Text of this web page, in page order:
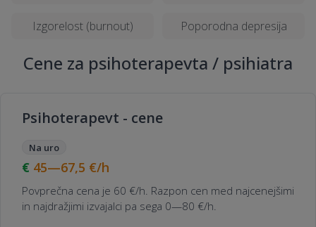
Izgorelost (burnout) Poporodna depresija
Cene za psihoterapevta / psihiatra
Psihoterapevt - cene
Na uro
45—67,5 €/h
Povprečna cena je 60 €/h. Razpon cen med najcenejšimi
in najdražjimi izvajalci pa sega 0—80 €/h.